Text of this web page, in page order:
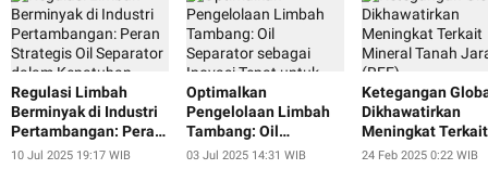
Regulasi Limbah
Berminyak di Industri
Pertambangan: Peran
Strategis Oil
10 Jul 2025 19:17 WIB
Optimalkan
Pengelolaan Limbah
Tambang: Oil
Separator sebagai
03 Jul 2025 14:31 WIB
Ketegangan
Dikhawatirkan
Meningkat Terkait
Mineral Tanah
24 Feb 2025 0:22 WIB